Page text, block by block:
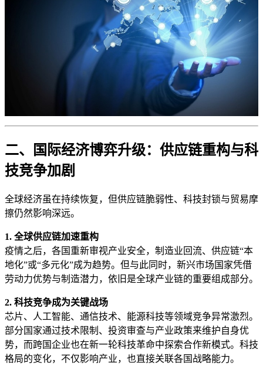
二、国际经济博弈升级：供应链重构与科
技竞争加剧
全球经济虽在持续恢复，但供应链脆弱性、科技封锁与贸易摩
擦仍然影响深远。
1. 全球供应链加速重构
疫情之后，各国重新审视产业安全，制造业回流、供应链“本
地化”或“多元化”成为趋势。但与此同时，新兴市场国家凭借
劳动力优势与制造潜力，依旧是全球产业链的重要组成部分。
2. 科技竞争成为关键战场
芯片、人工智能、通信技术、能源科技等领域竞争异常激烈。
部分国家通过技术限制、投资审查与产业政策来维护自身优
势，而跨国企业也在新一轮科技革命中探索合作新模式。科技
格局的变化，不仅影响产业，也直接关联各国战略能力。